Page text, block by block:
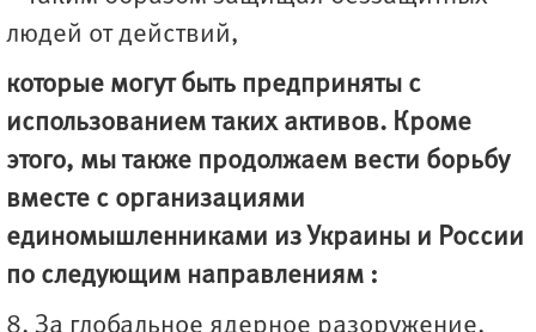
людей от действий,
которые могут быть предприняты с
использованием таких активов. Кроме
этого, мы также продолжаем вести борьбу
вместе с организациями
единомышленниками из Украины и России
по следующим направлениям :